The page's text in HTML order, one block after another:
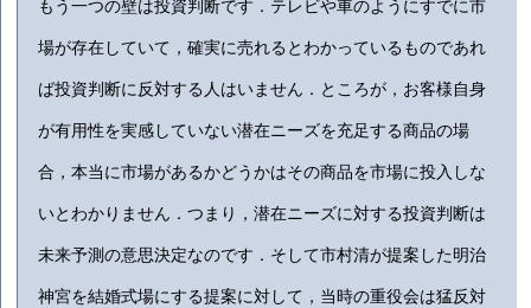
もう一つの壁は投資判断です．テレビや車のようにすでに市
場が存在していて，確実に売れるとわかっているものであれ
ば投資判断に反対する人はいません．ところが，お客様自身
が有用性を実感していない潜在ニーズを充足する商品の場
合，本当に市場があるかどうかはその商品を市場に投入しな
いとわかりません．つまり，潜在ニーズに対する投資判断は
未来予測の意思決定なのです．そして市村清が提案した明治
神宮を結婚式場にする提案に対して，当時の重役会は猛反対